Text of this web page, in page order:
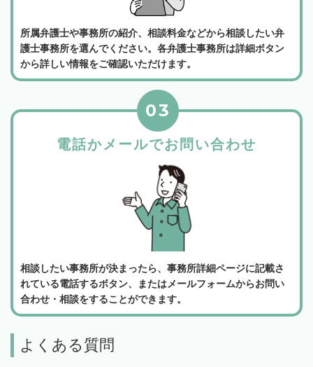
所属弁護士や事務所の紹介、相談料金などから相談したい弁
護士事務所を選んでください。各弁護士事務所は詳細ボタン
から詳しい情報をご確認いただけます。
電話かメールでお問い合わせ
03
相談したい事務所が決まったら、事務所詳細ページに記載さ
れている電話するボタン、またはメールフォームからお問い
合わせ・相談をすることができます。
よくある質問